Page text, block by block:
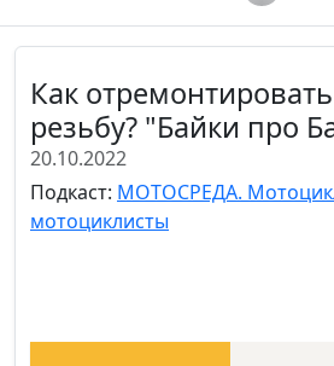
Как
резьбу? "Байки про
20.10.2022
Подкаст: МОТОСРЕДА.
мотоциклисты